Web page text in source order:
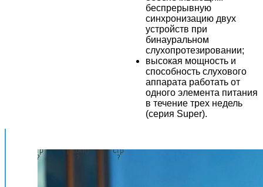
беспрерывную
синхронизацию двух
устройств при
бинауральном
слухопротезировании;
высокая мощность и
способность слухового
аппарата работать от
одного элемента питания
в течение трех недель
(серия Super).